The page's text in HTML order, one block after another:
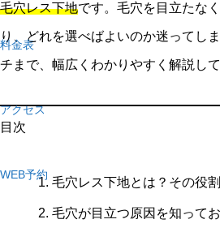
料金表
アクセス
WEB予約
毛穴レス下地です。毛穴を目立たな
り、どれを選べばよいのか迷ってし
チまで、幅広くわかりやすく解説して
目次
毛穴レス下地とは？その役
毛穴が目立つ原因を知って